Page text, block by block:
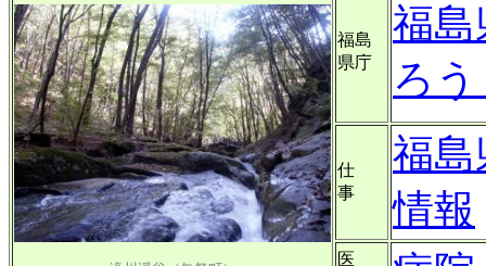
福島
県庁
福島
ろ
仕
事
福島
情報
医